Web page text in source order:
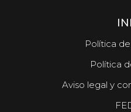
Política
Política
Aviso legal y